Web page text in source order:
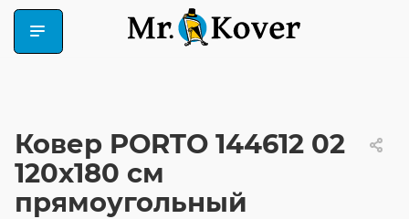
Ковер PORTO 144612 02
120x180 см
прямоугольный